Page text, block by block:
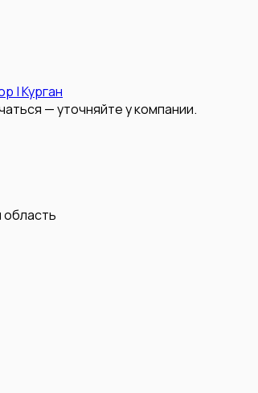
| Курган
— уточняйте у компании.
область